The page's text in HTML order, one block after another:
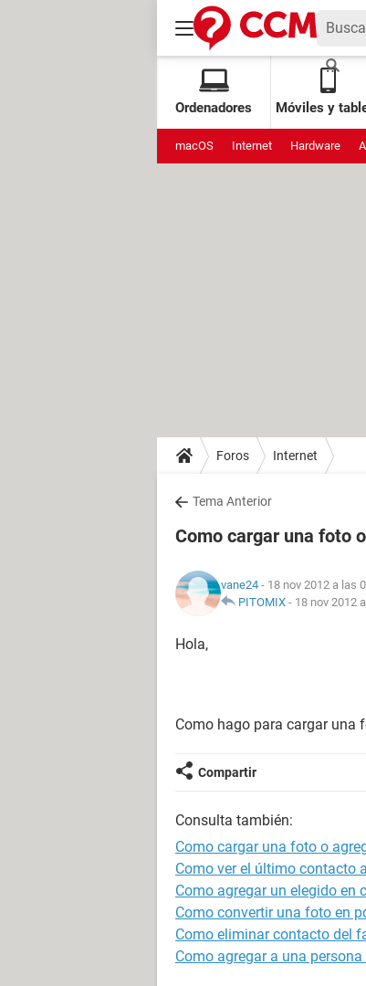
Ordenadores Móviles y
macOS Internet Hardware
Foros Internet
Tema Anterior
Como cargar una foto
vane24 - 18 nov 2012 a las
PITOMIX - 18 nov 2012
Hola,
Como hago para cargar una
Compartir
Consulta también:
Como cargar una foto o
Como ver el último contacto
Como agregar un elegido en
Como convertir una foto en
Como eliminar contacto del
Como agregar a una